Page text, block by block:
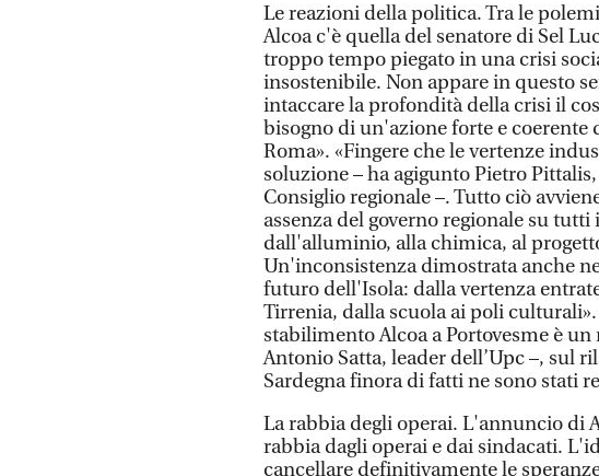
Le reazioni della politica. Tra le
Alcoa c'è quella del senatore di Sel
troppo tempo piegato in una crisi
insostenibile. Non appare in questo
intaccare la profondità della crisi il
bisogno di un'azione forte e coerente
Roma». «Fingere che le vertenze
soluzione – ha agigunto Pietro
Consiglio regionale –. Tutto ciò
assenza del governo regionale su
dall'alluminio, alla chimica, al
Un'inconsistenza dimostrata anche
futuro dell'Isola: dalla vertenza
Tirrenia, dalla scuola ai poli
stabilimento Alcoa a Portovesme è
Antonio Satta, leader dell’Upc –, sul
Sardegna finora di fatti ne sono stati
La rabbia degli operai. L'annuncio di
rabbia dagli operai e dai sindacati.
cancellare definitivamente le